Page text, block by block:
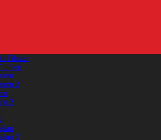
Filmler
2
2
2